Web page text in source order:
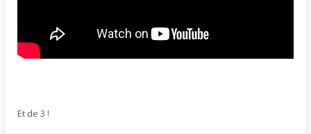
Et de 3 !